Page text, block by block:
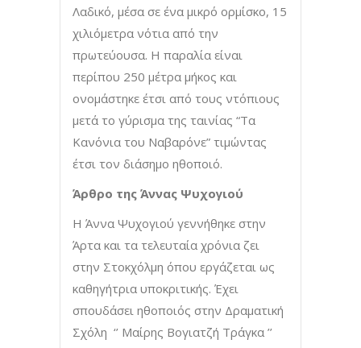
Λαδικό, μέσα σε ένα μικρό ορμίσκο, 15
χιλιόμετρα νότια από την
πρωτεύουσα. Η παραλία είναι
περίπου 250 μέτρα μήκος και
ονομάστηκε έτσι από τους ντόπιους
μετά το γύρισμα της ταινίας “Τα
Κανόνια του Ναβαρόνε” τιμώντας
έτσι τον διάσημο ηθοποιό.
Άρθρο της Άννας Ψυχογιού
Η Άννα Ψυχογιού γεννήθηκε στην
Άρτα και τα τελευταία χρόνια ζει
στην Στοκχόλμη όπου εργάζεται ως
καθηγήτρια υποκριτικής. Έχει
σπουδάσει ηθοποιός στην Δραματική
Σχόλη ‘’ Μαίρης Βογιατζή Τράγκα ’’